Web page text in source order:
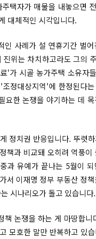
택자가 매물을 내놓으면
대체적인 시각입니다.
사례가 설 연휴기간 벌
위는 차치하고라도 그의
'가 시골 농가주택 소유자
정대상지역'에 한정된다
요한 논쟁을 야기하는 데
정치권 반응입니다. 뚜렷
책과 비교돼 오히려 역풍이
과 유예가 끝나는 5월이
서 이재명 정부 부동산 정
시나리오가 돌고 있습니다.
논쟁을 하는 게 마땅합니
모호한 말만 반복하고 있